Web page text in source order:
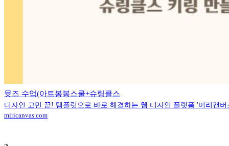
뮷즈 수업(아트봉봉스쿨+슈링클스
디자인 고민 끝! 템플릿으로 바로 해결하는 웹 디자인 플랫폼 '미리캔버
miricanvas.com